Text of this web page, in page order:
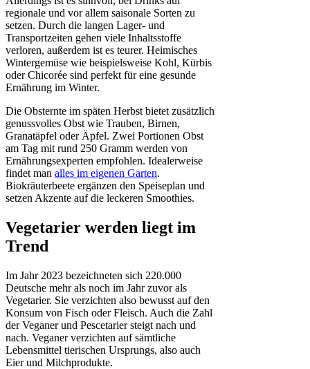
regionale und vor allem saisonale Sorten zu
setzen. Durch die langen Lager- und
Transportzeiten gehen viele Inhaltsstoffe
verloren, außerdem ist es teurer. Heimisches
Wintergemüse wie beispielsweise Kohl, Kürbis
oder Chicorée sind perfekt für eine gesunde
Ernährung im Winter.
Die Obsternte im späten Herbst bietet zusätzlich
genussvolles Obst wie Trauben, Birnen,
Granatäpfel oder Äpfel. Zwei Portionen Obst
am Tag mit rund 250 Gramm werden von
Ernährungsexperten empfohlen. Idealerweise
findet man alles im eigenen Garten.
Biokräuterbeete ergänzen den Speiseplan und
setzen Akzente auf die leckeren Smoothies.
Vegetarier werden liegt im
Trend
Im Jahr 2023 bezeichneten sich 220.000
Deutsche mehr als noch im Jahr zuvor als
Vegetarier. Sie verzichten also bewusst auf den
Konsum von Fisch oder Fleisch. Auch die Zahl
der Veganer und Pescetarier steigt nach und
nach. Veganer verzichten auf sämtliche
Lebensmittel tierischen Ursprungs, also auch
Eier und Milchprodukte.